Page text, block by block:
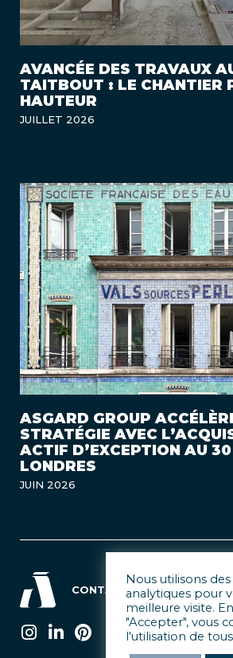
AVANCÉE DES TRAVAUX
TAITBOUT : LE CHANTIER
HAUTEUR
JUILLET 2026
ASGARD GROUP
STRATÉGIE AVEC
ACTIF D’EXCEPTION AU 30
LONDRES
JUIN 2026
CONTACT MENTIONS
Nous utilisons
analytiques pour
meilleure visite.
"Accepter", vous
l'utilisation de